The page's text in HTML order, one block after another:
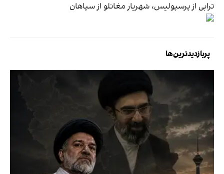
ترابی از پرسپولیس، شهریار مغانلو از سپاهان
پربازدیدترین‌ها